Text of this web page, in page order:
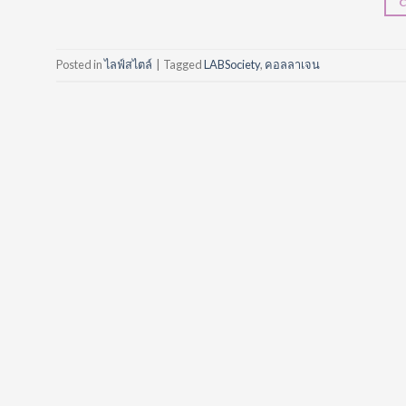
Posted inไลฟ์สไตล์ TaggedLABSociety, คอลลาเจน